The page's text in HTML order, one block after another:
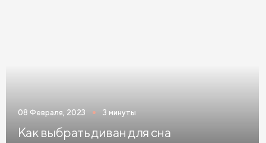
Кровати бирюзового цвета
08 Февраля, 2023 3 минуты
Как выбрать диван для сна